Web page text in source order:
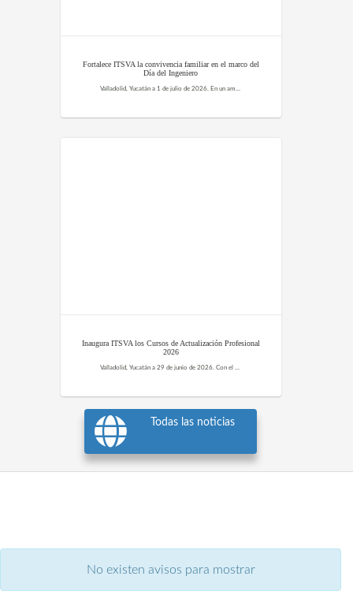
Fortalece ITSVA la convivencia familiar en el marco del
Día del Ingeniero
Valladolid, Yucatán a 1 de julio de 2026. En un ambiente de alegría, identidad y convivencia, el ITSVA llevó a cabo un convivio en la cafetería de la institución, en el marco de la conmemoración del Día del Ingeniero y la celebración del triunfo de...
Inaugura ITSVA los Cursos de Actualización Profesional
2026
Valladolid, Yucatán a 29 de junio de 2026. Con el propósito de fortalecer las competencias del personal académico y promover una educación de calidad, el ITSVA llevó a cabo la inauguración de los Cursos de Actualización Profesional 2026, en el auditorio de la institución. Durante...
Todas las noticias
No existen avisos para mostrar